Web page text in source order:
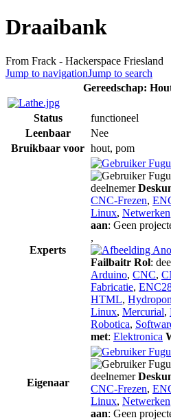
Draaibank
From Frack - Hackerspace Friesland
Jump to navigationJump to search
Gereedschap:
Status
functioneel
Leenbaar
Nee
Bruikbaar voor hout, pom
Experts
deelnemer
CNC-Frezen,
Linux, Netwerken
aan: Geen
,
Failbaitr Rol:
Arduino, CNC,
Fabricatie,
HTML,
Linux, Mercurial,
Robotica,
met: Elektronica
Eigenaar
deelnemer
CNC-Frezen,
Linux, Netwerken
aan: Geen